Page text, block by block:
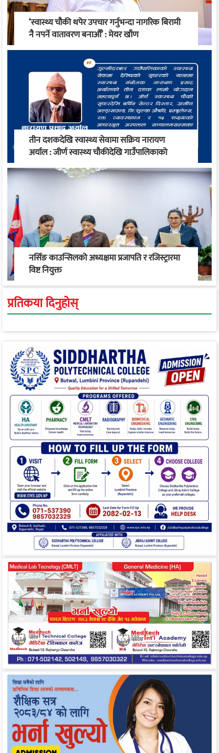
‘स्वास्थ्य चौकी थपेर उपचार गर्नुभन्दा नागरिक बिरामी
नै नपर्ने वातावरण बनाऔँ’ : मेयर खाँण
तीन दशकदेखि स्वास्थ्य सेवामा सक्रिय नारायण
अर्याल : जीर्ण स्वास्थ्य चौकीदेखि गाउँपालिकाको
स्वास्थ्य रूपान्तरण सम्म
नर्सिङ काउन्सिलको अध्यक्षमा प्रजापति र रजिस्ट्रारमा
विष्ट नियुक्त
प्रतिकया दिनुहोस्